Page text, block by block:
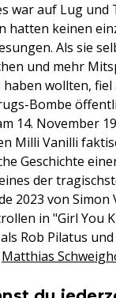
war auf Lug und
hatten keinen
Als sie
und mehr
wollten, fiel
Bombe
14. November
Milli Vanilli
Geschichte
der
2023 von Simon
in "Girl You
Rob Pilatus und
Matthias